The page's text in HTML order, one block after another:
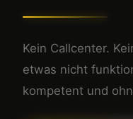
Kein Callcenter.
etwas nicht
kompetent und